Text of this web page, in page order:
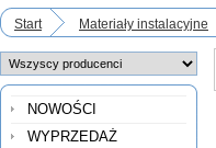
Start Materiały instalacyjne
NOWOŚCI
WYPRZEDAŻ